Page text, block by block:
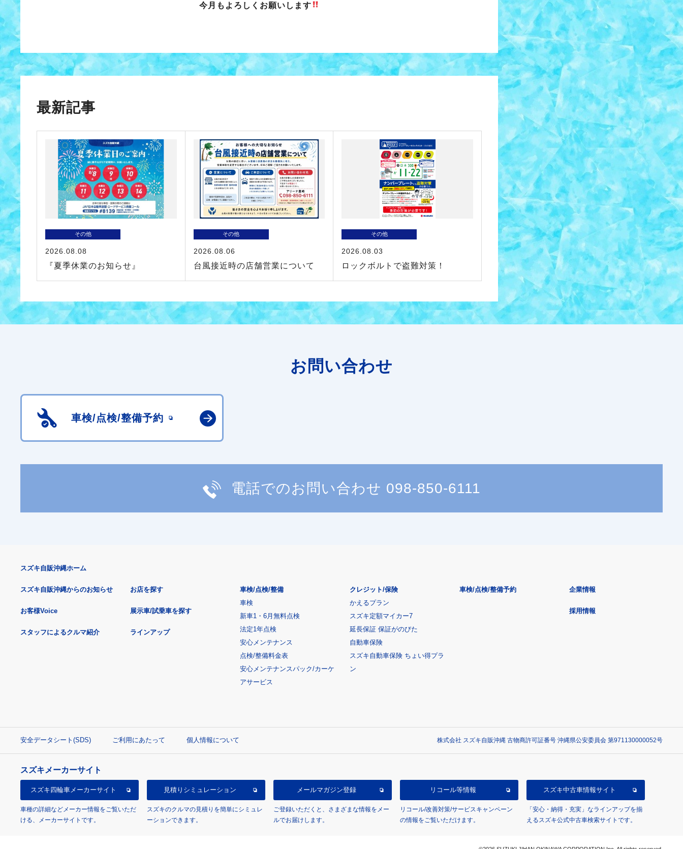
今月もよろしくお願いします
最新記事
その他
2026.08.08
『夏季休業のお知らせ』
その他
2026.08.06
台風接近時の店舗営業について
その他
2026.08.03
ロックボルトで盗難対策！
お問い合わせ
車検/点検/整備予約
電話でのお問い合わせ 098-850-6111
スズキ自販沖縄ホーム
スズキ自販沖縄からのお知らせ
お客様Voice
スタッフによるクルマ紹介
お店を探す
展示車/試乗車を探す
ラインアップ
車検/点検/整備
車検
新車1・6月無料点検
法定1年点検
安心メンテナンス
点検/整備料金表
安心メンテナンスパック/カーケ
アサービス
クレジット/保険
かえるプラン
スズキ定額マイカー7
延長保証 保証がのびた
自動車保険
スズキ自動車保険 ちょい得プラ
ン
車検/点検/整備予約 企業情報
採用情報
安全データシート(SDS) ご利用にあたって 個人情報について 株式会社 スズキ自販沖縄 古物商許可証番号 沖縄県公安委員会 第971130000052号
スズキメーカーサイト
スズキ四輪車メーカーサイト
車種の詳細などメーカー情報をご覧いただ
ける、メーカーサイトです。
見積り シミュレーション
スズキのクルマの見積りを簡単にシミュレ
ーションできます。
メールマガジン登録
ご登録いただくと、さまざまな情報をメー
ルでお届けします。
リコール等情報
リコール/改善対策/サービスキャンペーン
の情報をご覧いただけます。
スズキ中古車情報サイト
「安心・納得・充実」なラインアップを揃
えるスズキ公式中古車検索サイトです。